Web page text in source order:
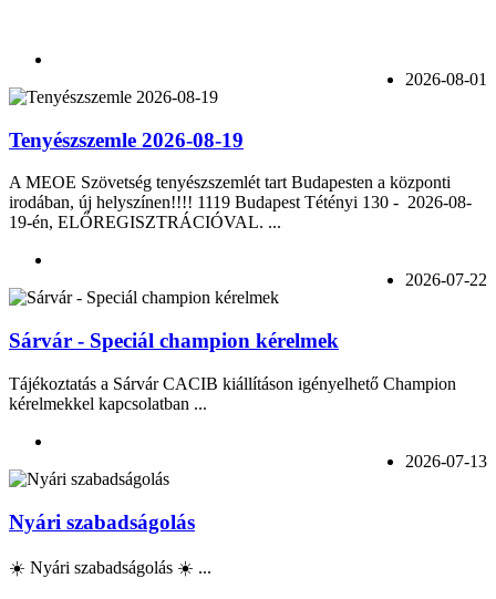
2026-08-01
Tenyészszemle 2026-08-19
A MEOE Szövetség tenyészszemlét tart Budapesten a központi
irodában, új helyszínen!!!! 1119 Budapest Tétényi 130 - 2026-08-
19-én, ELŐREGISZTRÁCIÓVAL. ...
2026-07-22
Sárvár - Speciál champion kérelmek
Tájékoztatás a Sárvár CACIB kiállításon igényelhető Champion
kérelmekkel kapcsolatban ...
2026-07-13
Nyári szabadságolás
☀️ Nyári szabadságolás ☀️ ...